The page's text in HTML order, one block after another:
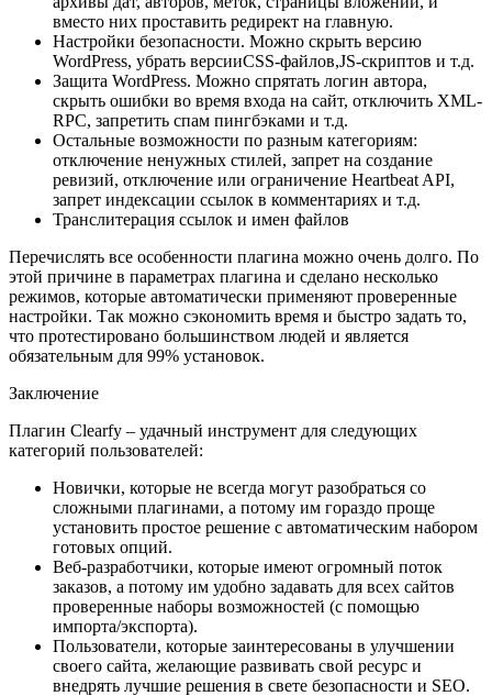
вместо них проставить редирект на главную.
Настройки безопасности. Можно скрыть версию
WordPress, убрать версииCSS-файлов,JS-скриптов и т.д.
Защита WordPress. Можно спрятать логин автора,
скрыть ошибки во время входа на сайт, отключить XML-
RPC, запретить спам пингбэками и т.д.
Остальные возможности по разным категориям:
отключение ненужных стилей, запрет на создание
ревизий, отключение или ограничение Heartbeat API,
запрет индексации ссылок в комментариях и т.д.
Транслитерация ссылок и имен файлов
Перечислять все особенности плагина можно очень долго. По
этой причине в параметрах плагина и сделано несколько
режимов, которые автоматически применяют проверенные
настройки. Так можно сэкономить время и быстро задать то,
что протестировано большинством людей и является
обязательным для 99% установок.
Заключение
Плагин Clearfy – удачный инструмент для следующих
категорий пользователей:
Новички, которые не всегда могут разобраться со
сложными плагинами, а потому им гораздо проще
установить простое решение с автоматическим набором
готовых опций.
Веб-разработчики, которые имеют огромный поток
заказов, а потому им удобно задавать для всех сайтов
проверенные наборы возможностей (с помощью
импорта/экспорта).
Пользователи, которые заинтересованы в улучшении
своего сайта, желающие развивать свой ресурс и
внедрять лучшие решения в свете безопасности и SEO.